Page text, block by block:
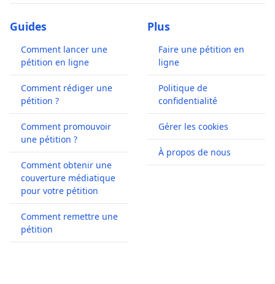
Guides
Comment lancer une
pétition en ligne
Comment rédiger une
pétition ?
Comment promouvoir
une pétition ?
Comment obtenir une
couverture médiatique
pour votre pétition
Comment remettre une
pétition
Plus
Faire une pétition en
ligne
Politique de
confidentialité
Gérer les cookies
À propos de nous